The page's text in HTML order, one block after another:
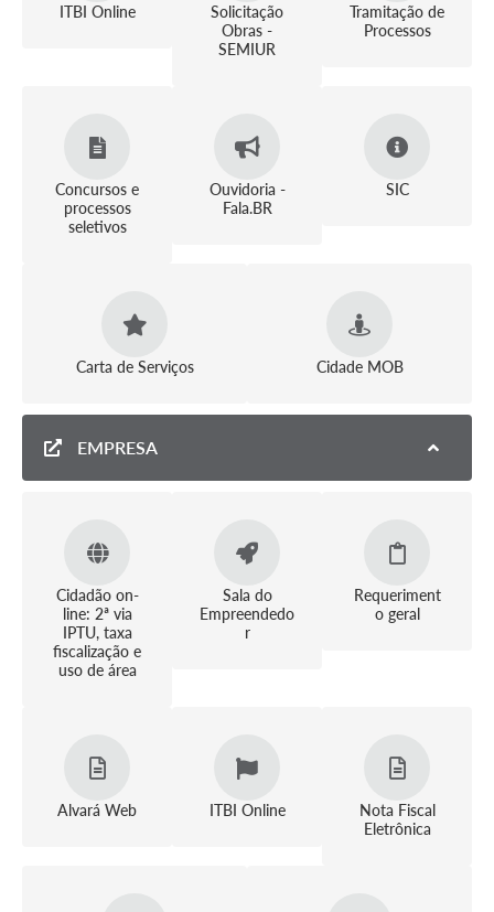
SIM - Serviço de Inspeção Municipal
Obras
Galeria de Vídeos
Contas Públicas
Links
ITBI Online
Solicitação
Obras -
SEMIUR
Tramitação de
Processos
Concursos e
processos
seletivos
Ouvidoria -
Fala.BR
SIC
Carta de Serviços Cidade MOB
EMPRESA
Cidadão on-
line: 2ª via
IPTU, taxa
fiscalização e
uso de área
Sala do
Empreendedo
r
Requeriment
o geral
Alvará Web ITBI Online
Nota Fiscal
Eletrônica